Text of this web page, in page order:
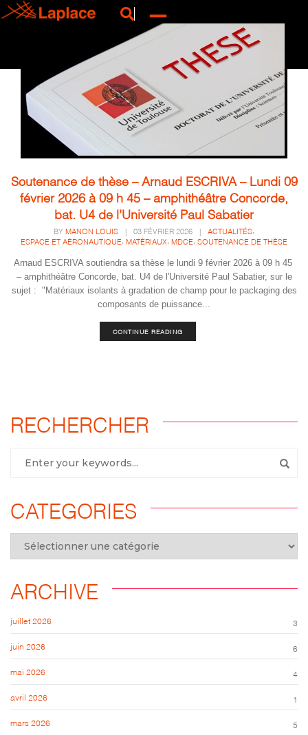
Soutenance de thèse – Arnaud ESCRIVA – Lundi 09
février 2026 à 09 h 45 – amphithéâtre Concorde,
bat. U4 de l’Université Paul Sabatier
BY MANON LOUIS 03 FÉVRIER 2026 ACTUALITÉS ,
ESPACE ET AÉRONAUTIQUE , MATÉRIAUX , MDCE , SOUTENANCE DE THÈSE
Arnaud ESCRIVA soutiendra sa thèse le lundi 9 février 2026 à 09 h 45
– amphithéâtre Concorde, bat. U4 de l'Université Paul Sabatier, sur le
sujet : "Matériaux isolants à gradation de champ pour le packaging des
composants de puissance...
CONTINUE READING
RECHERCHER
CATEGORIES
ARCHIVE
juillet 2026 3
juin 2026 6
mai 2026 4
avril 2026 1
mars 2026 5